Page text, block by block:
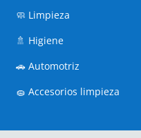
🧼 Limpieza
🚿 Higiene
🚗Automotriz
🧽Accesorios limpieza